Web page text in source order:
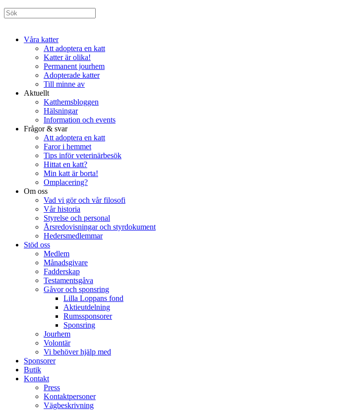
Våra katter
Att adoptera en katt
Katter är olika!
Permanent jourhem
Adopterade katter
Till minne av
Aktuellt
Katthemsbloggen
Hälsningar
Information och events
Frågor & svar
Att adoptera en katt
Faror i hemmet
Tips inför veterinärbesök
Hittat en katt?
Min katt är borta!
Omplacering?
Om oss
Vad vi gör och vår filosofi
Vår historia
Styrelse och personal
Årsredovisningar och styrdokument
Hedersmedlemmar
Stöd oss
Medlem
Månadsgivare
Fadderskap
Testamentsgåva
Gåvor och sponsring
Lilla Loppans fond
Aktieutdelning
Rumssponsorer
Sponsring
Jourhem
Volontär
Vi behöver hjälp med
Sponsorer
Butik
Kontakt
Press
Kontaktpersoner
Vägbeskrivning